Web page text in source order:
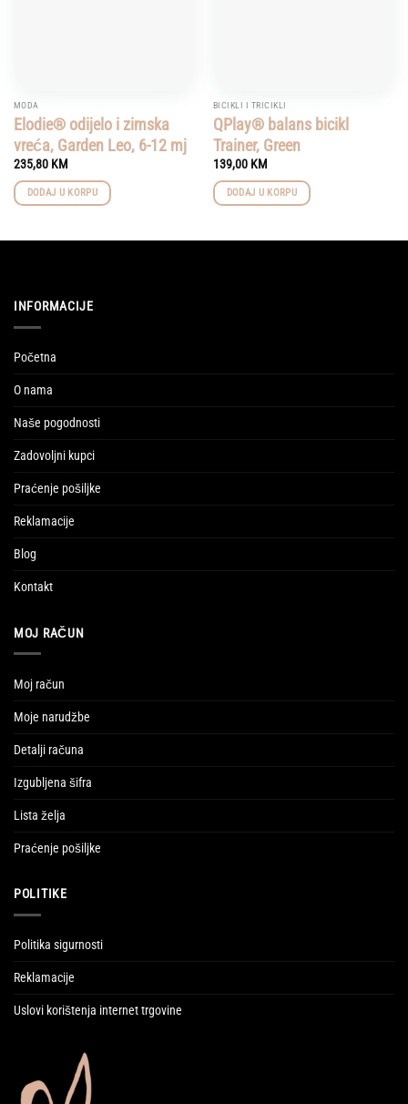
MODA
Elodie® odijelo i zimska
vreća, Garden Leo, 6-12 mj
235,80 KM
DODAJ U KORPU
BICIKLI I TRICIKLI
QPlay® balans bicikl
Trainer, Green
139,00 KM
DODAJ U KORPU
INFORMACIJE
Početna
O nama
Naše pogodnosti
Zadovoljni kupci
Praćenje pošiljke
Reklamacije
Blog
Kontakt
MOJ RAČUN
Moj račun
Moje narudžbe
Detalji računa
Izgubljena šifra
Lista želja
Praćenje pošiljke
POLITIKE
Politika sigurnosti
Reklamacije
Uslovi korištenja internet trgovine